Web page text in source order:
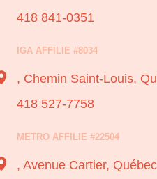
418 841-0351
IGA AFFILIE #8034
, Chemin Saint-Louis,
418 527-7758
METRO AFFILIE #22504
, Avenue Cartier,